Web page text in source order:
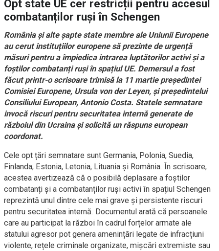
Opt state UE cer restricții pentru accesul
combatanților ruși în Schengen
România și alte șapte state membre ale Uniunii Europene
au cerut instituțiilor europene să prezinte de urgență
măsuri pentru a împiedica intrarea luptătorilor activi și a
foștilor combatanți ruși în spațiul UE. Demersul a fost
făcut printr-o scrisoare trimisă la 11 martie președintei
Comisiei Europene, Ursula von der Leyen, și președintelui
Consiliului European, Antonio Costa. Statele semnatare
invocă riscuri pentru securitatea internă generate de
războiul din Ucraina și solicită un răspuns european
coordonat.
Cele opt țări semnatare sunt Germania, Polonia, Suedia,
Finlanda, Estonia, Letonia, Lituania și România. În scrisoare,
acestea avertizează că o posibilă deplasare a foștilor
combatanți și a combatanților ruși activi în spațiul Schengen
reprezintă unul dintre cele mai grave și persistente riscuri
pentru securitatea internă. Documentul arată că persoanele
care au participat la război în cadrul forțelor armate ale
statului agresor pot genera amenințări legate de infracțiuni
violente, rețele criminale organizate, mișcări extremiste sau